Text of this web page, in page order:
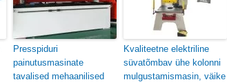
Presspiduri
painutusmasinate
tavalised mehaanilised
Kvaliteetne elektriline
süvatõmbav ühe kolonni
mulgustamismasin, väike